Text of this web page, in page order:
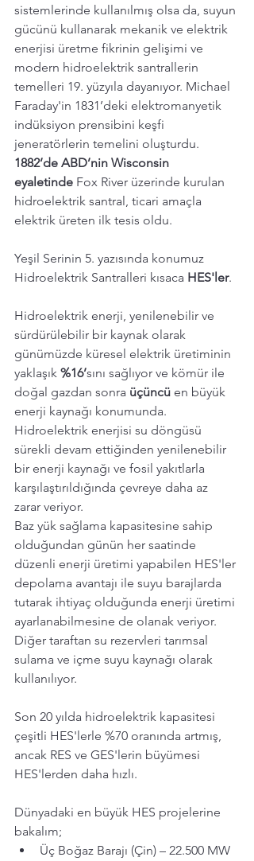
sistemlerinde kullanılmış olsa da, suyun
gücünü kullanarak mekanik ve elektrik
enerjisi üretme fikrinin gelişimi ve
modern hidroelektrik santrallerin
temelleri 19. yüzyıla dayanıyor. Michael
Faraday'in 1831’deki elektromanyetik
indüksiyon prensibini keşfi
jeneratörlerin temelini oluşturdu.
1882’de ABD’nin Wisconsin
eyaletinde Fox River üzerinde kurulan
hidroelektrik santral, ticari amaçla
elektrik üreten ilk tesis oldu.
Yeşil Serinin 5. yazısında konumuz
Hidroelektrik Santralleri kısaca HES'ler.
Hidroelektrik enerji, yenilenebilir ve
sürdürülebilir bir kaynak olarak
günümüzde küresel elektrik üretiminin
yaklaşık %16’sını sağlıyor ve kömür ile
doğal gazdan sonra üçüncü en büyük
enerji kaynağı konumunda.
Hidroelektrik enerjisi su döngüsü
sürekli devam ettiğinden yenilenebilir
bir enerji kaynağı ve fosil yakıtlarla
karşılaştırıldığında çevreye daha az
zarar veriyor.
Baz yük sağlama kapasitesine sahip
olduğundan günün her saatinde
düzenli enerji üretimi yapabilen HES'ler
depolama avantajı ile suyu barajlarda
tutarak ihtiyaç olduğunda enerji üretimi
ayarlanabilmesine de olanak veriyor.
Diğer taraftan su rezervleri tarımsal
sulama ve içme suyu kaynağı olarak
kullanılıyor.
Son 20 yılda hidroelektrik kapasitesi
çeşitli HES'lerle %70 oranında artmış,
ancak RES ve GES'lerin büyümesi
HES'lerden daha hızlı.
Dünyadaki en büyük HES projelerine
bakalım;
Üç Boğaz Barajı (Çin) – 22.500 MW